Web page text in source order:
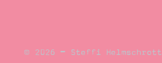
© 2026 – Steffi Helmschrott